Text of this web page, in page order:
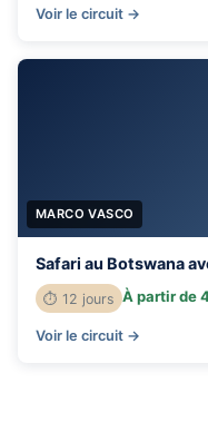
Voir le circuit →
MARCO VASCO
Safari au Botswana
⏱ 12 jours À partir de
Voir le circuit →